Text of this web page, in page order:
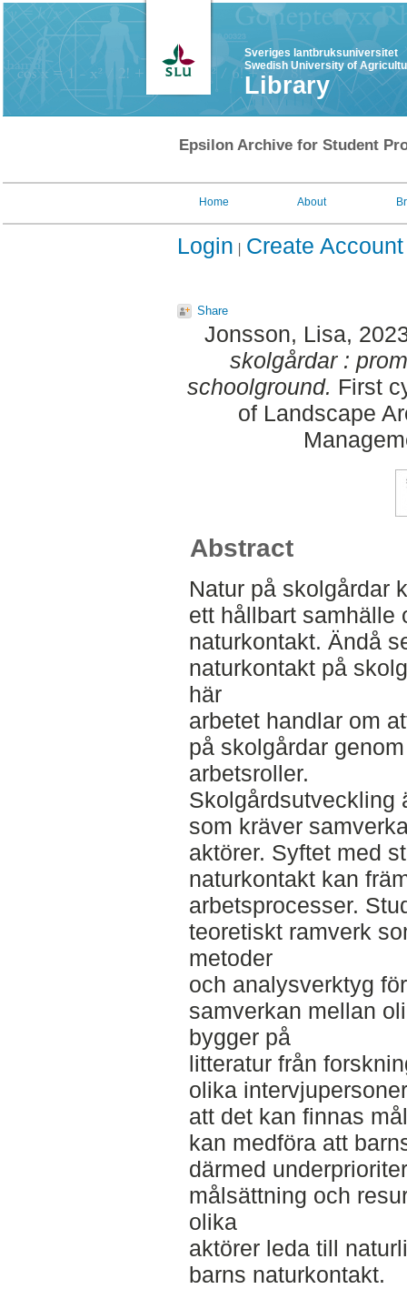
Sveriges lantbruksuniversitet
Swedish University of
Library
Epsilon Archive for Student
Home About
Login Create Account
Share
Jonsson, Lisa,
skolgårdar :
schoolground. First
of Landscape
Abstract
Natur på skolgårdar
ett hållbart samhälle
naturkontakt. Ändå
naturkontakt på
här
arbetet handlar om
på skolgårdar
arbetsroller.
Skolgårdsutveckling
som kräver
aktörer. Syftet med
naturkontakt kan
arbetsprocesser.
teoretiskt ramverk
metoder
och analysverktyg
samverkan mellan
bygger på
litteratur från
olika
att det kan finnas
kan medföra att
därmed
målsättning och
olika
aktörer leda till
barns naturkontakt.